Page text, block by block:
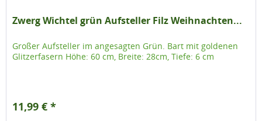
Zwerg Wichtel grün Aufsteller Filz Weihnachten...
Großer Aufsteller im angesagten Grün. Bart mit goldenen
Glitzerfasern Höhe: 60 cm, Breite: 28cm, Tiefe: 6 cm
11,99 € *